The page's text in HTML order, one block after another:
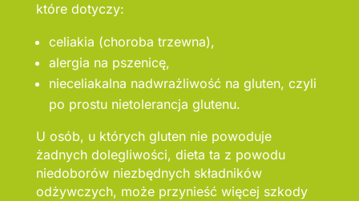
które dotyczy:
celiakia (choroba trzewna),
alergia na pszenicę,
nieceliakalna nadwrażliwość na gluten, czyli
po prostu nietolerancja glutenu.
U osób, u których gluten nie powoduje
żadnych dolegliwości, dieta ta z powodu
niedoborów niezbędnych składników
odżywczych, może przynieść więcej szkody